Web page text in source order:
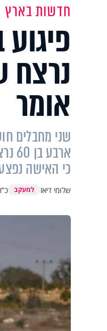
חדשות בארץ
נרצח
אומר
שני מחבלים
כי האישה
שלומי דיאז למעקב